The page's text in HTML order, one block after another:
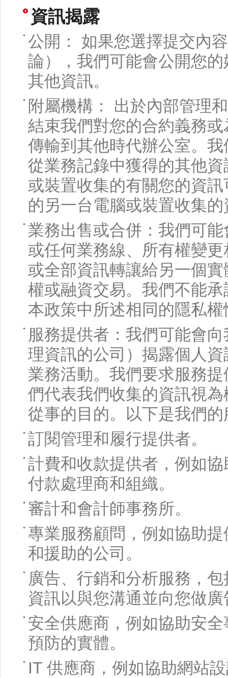
資訊揭露
公開： 如果您選擇提交內
論），我們可能會公開您
其他資訊。
附屬機構： 出於內部管理
結束我們對您的合約義務
傳輸到其他時代辦公室。
從業務記錄中獲得的其他
或裝置收集的有關您的資
的另一台電腦或裝置收集的
業務出售或合併：我們可
或任何業務線、所有權變
或全部資訊轉讓給另一個
權或融資交易。我們不能
本政策中所述相同的隱私
服務提供者：我們可能會
理資訊的公司）揭露個人
業務活動。我們要求服務
們代表我們收集的資訊視
從事的目的。以下是我們
訂閱管理和履行提供者。
計費和收款提供者，例如
付款處理商和組織。
審計和會計師事務所。
專業服務顧問，例如協助
和援助的公司。
廣告、行銷和分析服務，
資訊以與您溝通並向您做
安全供應商，例如協助安
預防的實體。
IT 供應商，例如協助網站